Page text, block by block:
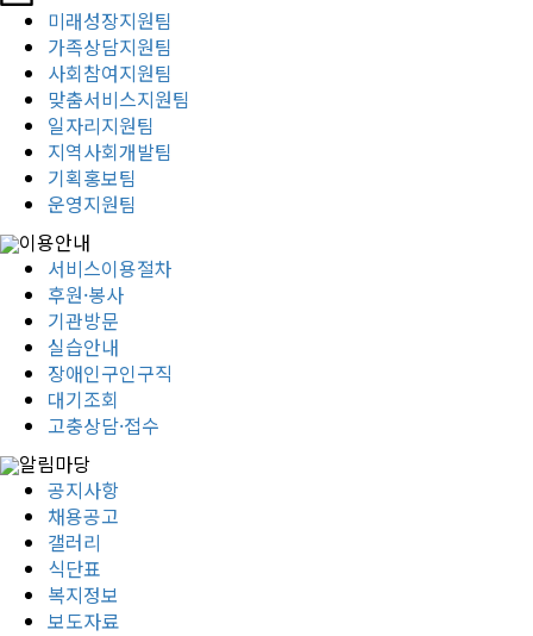
미래성장지원팀
가족상담지원팀
사회참여지원팀
맞춤서비스지원팀
일자리지원팀
지역사회개발팀
기획홍보팀
운영지원팀
이용안내
서비스이용절차
후원·봉사
기관방문
실습안내
장애인구인구직
대기조회
고충상담·접수
알림마당
공지사항
채용공고
갤러리
식단표
복지정보
보도자료